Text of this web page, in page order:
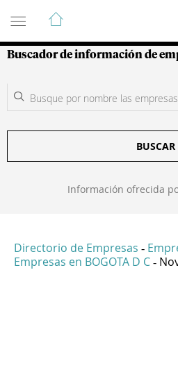
Guía de Empresas
Buscador de información de
BUSCAR
Información ofrecida
Directorio de Empresas -
Empresas en BOGOTA D C -